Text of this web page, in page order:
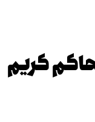
كريم